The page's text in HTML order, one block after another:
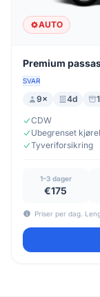
AUTO
Premium
SVAR
9× 4d
CDW
Ubegrenset
Tyveriforsikring
1–3 dager
€175
Priser per dag.